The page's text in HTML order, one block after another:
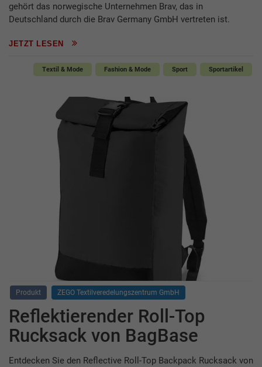
gehört das norwegische Unternehmen Brav, das in
Deutschland durch die Brav Germany GmbH vertreten ist.
JETZT LESEN
Textil & Mode Fashion & Mode Sport Sportartikel
Produkt ZEGO Textilveredelungszentrum GmbH
Reflektierender Roll-Top
Rucksack von BagBase
Entdecken Sie den Reflective Roll-Top Backpack Rucksack von